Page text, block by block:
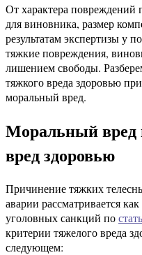
От характера повреждений
для виновника, размер
результатам экспертизы у
тяжкие повреждения,
лишением свободы.
тяжкого вреда здоровью
моральный вред.
Моральный
вред здоровью
Причинение тяжких
аварии рассматривается
уголовных санкций по
критерии тяжелого вреда
следующем: